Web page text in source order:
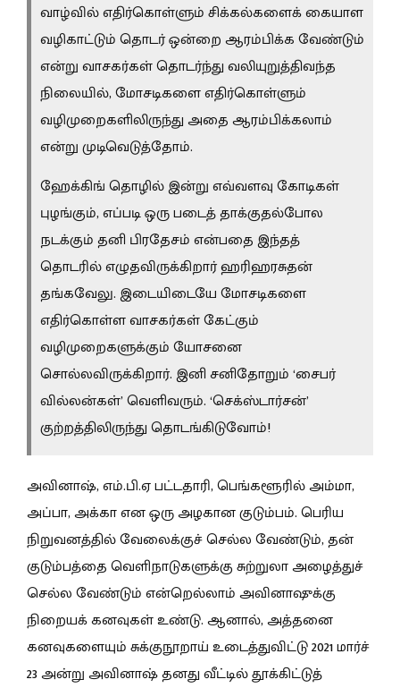
வாழ்வில் எதிர்கொள்ளும் சிக்கல்களைக் கையாள
வழிகாட்டும் தொடர் ஒன்றை ஆரம்பிக்க வேண்டும்
என்று வாசகர்கள் தொடர்ந்து வலியுறுத்திவந்த
நிலையில், மோசடிகளை எதிர்கொள்ளும்
வழிமுறைகளிலிருந்து அதை ஆரம்பிக்கலாம்
என்று முடிவெடுத்தோம்.
ஹேக்கிங் தொழில் இன்று எவ்வளவு கோடிகள்
புழங்கும், எப்படி ஒரு படைத் தாக்குதல்போல
நடக்கும் தனி பிரதேசம் என்பதை இந்தத்
தொடரில் எழுதவிருக்கிறார்ஹரிஹரசுதன்
தங்கவேலு. இடையிடையே மோசடிகளை
எதிர்கொள்ள வாசகர்கள் கேட்கும்
வழிமுறைகளுக்கும் யோசனை
சொல்லவிருக்கிறார்.இனி சனிதோறும் ‘சைபர்
வில்லன்கள்’ வெளிவரும். ‘செக்ஸ்டார்சன்’
குற்றத்திலிருந்து தொடங்கிடுவோம்!
அவினாஷ், எம்.பி.ஏ பட்டதாரி, பெங்களூரில் அம்மா,
அப்பா, அக்கா என ஒரு அழகான குடும்பம். பெரிய
நிறுவனத்தில் வேலைக்குச் செல்ல வேண்டும், தன்
குடும்பத்தை வெளிநாடுகளுக்கு சுற்றுலா அழைத்துச்
செல்ல வேண்டும் என்றெல்லாம் அவினாஷுக்கு
நிறையக் கனவுகள் உண்டு. ஆனால், அத்தனை
கனவுகளையும் சுக்குநூறாய் உடைத்துவிட்டு 2021 மார்ச்
23 அன்று அவினாஷ் தனது வீட்டில் தூக்கிட்டுத்